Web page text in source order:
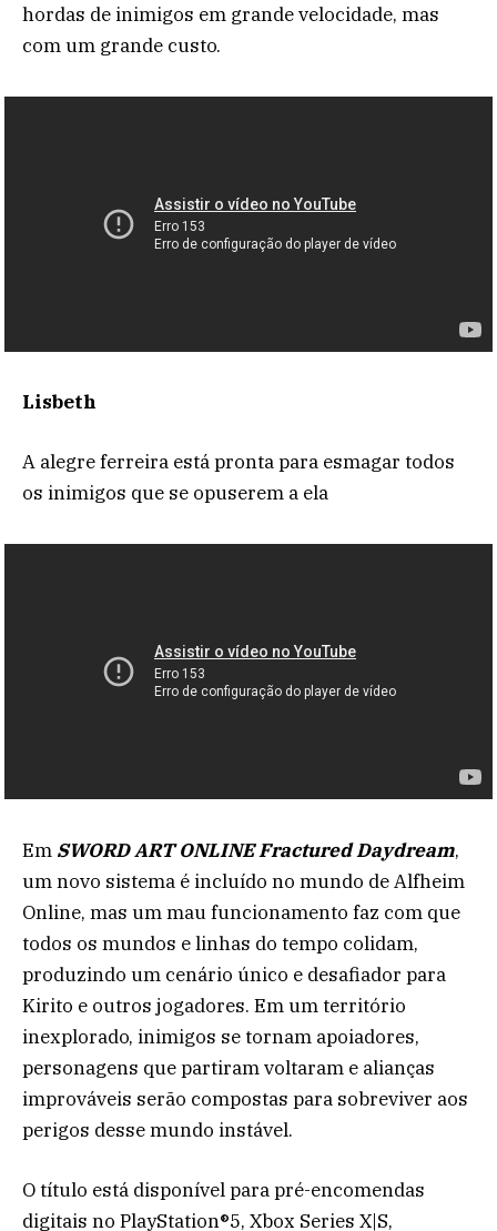
hordas de inimigos em grande velocidade, mas
com um grande custo.
Lisbeth
A alegre ferreira está pronta para esmagar todos
os inimigos que se opuserem a ela
Em SWORD ART ONLINE Fractured Daydream,
um novo sistema é incluído no mundo de Alfheim
Online, mas um mau funcionamento faz com que
todos os mundos e linhas do tempo colidam,
produzindo um cenário único e desafiador para
Kirito e outros jogadores. Em um território
inexplorado, inimigos se tornam apoiadores,
personagens que partiram voltaram e alianças
improváveis serão compostas para sobreviver aos
perigos desse mundo instável.
O título está disponível para pré-encomendas
digitais no PlayStation®5, Xbox Series X|S,